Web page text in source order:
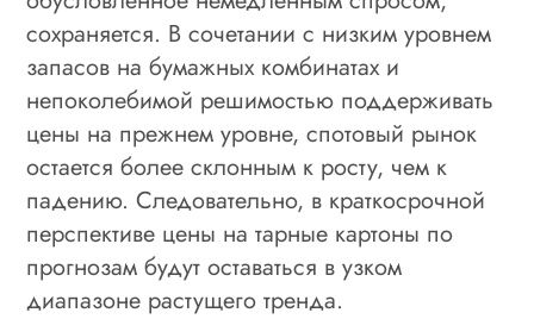
сохраняется. В сочетании с низким уровнем
запасов на бумажных комбинатах и ​​
непоколебимой решимостью поддерживать
цены на прежнем уровне, спотовый рынок
остается более склонным к росту, чем к
падению. Следовательно, в краткосрочной
перспективе цены на тарные картоны по
прогнозам будут оставаться в узком
диапазоне растущего тренда.